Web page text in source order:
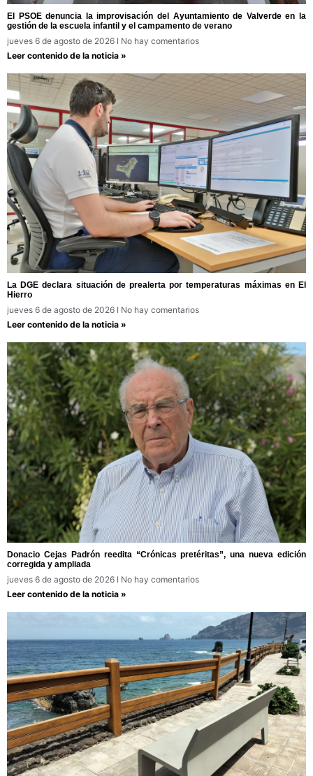
El PSOE denuncia la improvisación del Ayuntamiento de Valverde en la
gestión de la escuela infantil y el campamento de verano
jueves 6 de agosto de 2026
No hay comentarios
Leer contenido de la noticia »
La DGE declara situación de prealerta por temperaturas máximas en El
Hierro
jueves 6 de agosto de 2026
No hay comentarios
Leer contenido de la noticia »
Donacio Cejas Padrón reedita “Crónicas pretéritas”, una nueva edición
corregida y ampliada
jueves 6 de agosto de 2026
No hay comentarios
Leer contenido de la noticia »